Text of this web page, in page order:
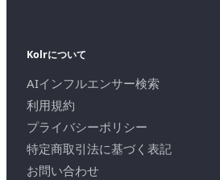
Kolrについて
AIインフルエンサー検索
利用規約
プライバシーポリシー
特定商取引法に基づく表記
お問い合わせ